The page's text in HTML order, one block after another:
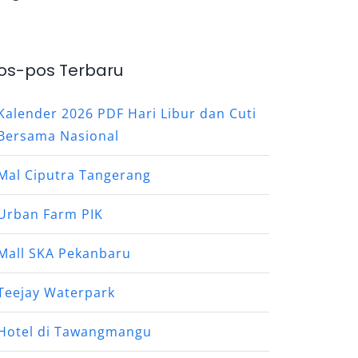
pos Terbaru
2026 PDF Hari Libur dan Cuti
Nasional
Ciputra Tangerang
Farm PIK
SKA Pekanbaru
Waterpark
di Tawangmangu